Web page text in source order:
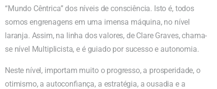
“Mundo Cêntrica” dos níveis de consciência. Isto é, todos
somos engrenagens em uma imensa máquina, no nível
laranja. Assim, na linha dos valores, de Clare Graves, chama-
se nível Multiplicista, e é guiado por sucesso e autonomia.
Neste nível, importam muito o progresso, a prosperidade, o
otimismo, a autoconfiança, a estratégia, a ousadia e a